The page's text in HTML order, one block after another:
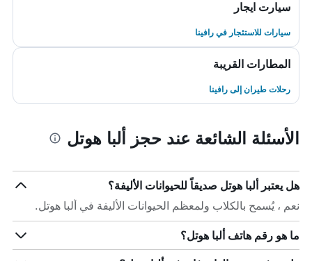
سيارت ايجار
سيارات للاستئجار في رافينا
المطارات القريبة
رحلات طيران إلى رافينا
الأسئلة الشائعة عند حجز ألبا هوتل
هل يعتبر ألبا هوتل صديقاً للحيوانات الأليفة؟
نعم ، يُسمح بالكلاب ولمعظم الحيوانات الأليفة في ألبا هوتل.
ما هو رقم هاتف ألبا هوتل؟